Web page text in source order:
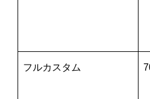
フルカスタム